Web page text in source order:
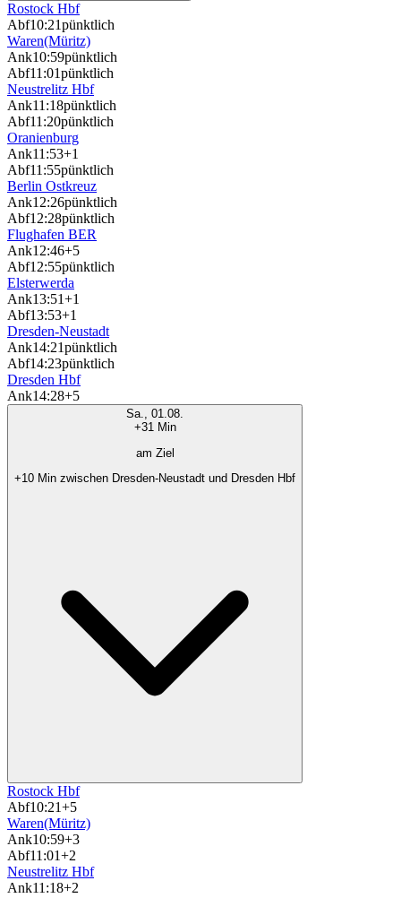
Rostock Hbf
Abf10:21pünktlich
Waren(Müritz)
Ank10:59pünktlich
Abf11:01pünktlich
Neustrelitz Hbf
Ank11:18pünktlich
Abf11:20pünktlich
Oranienburg
Ank11:53+1
Abf11:55pünktlich
Berlin Ostkreuz
Ank12:26pünktlich
Abf12:28pünktlich
Flughafen BER
Ank12:46+5
Abf12:55pünktlich
Elsterwerda
Ank13:51+1
Abf13:53+1
Dresden-Neustadt
Ank14:21pünktlich
Abf14:23pünktlich
Dresden Hbf
Ank14:28+5
Sa., 01.08.
+31 Min
am Ziel
+10 Min zwischen Dresden-Neustadt und Dresden Hbf
Rostock Hbf
Abf10:21+5
Waren(Müritz)
Ank10:59+3
Abf11:01+2
Neustrelitz Hbf
Ank11:18+2